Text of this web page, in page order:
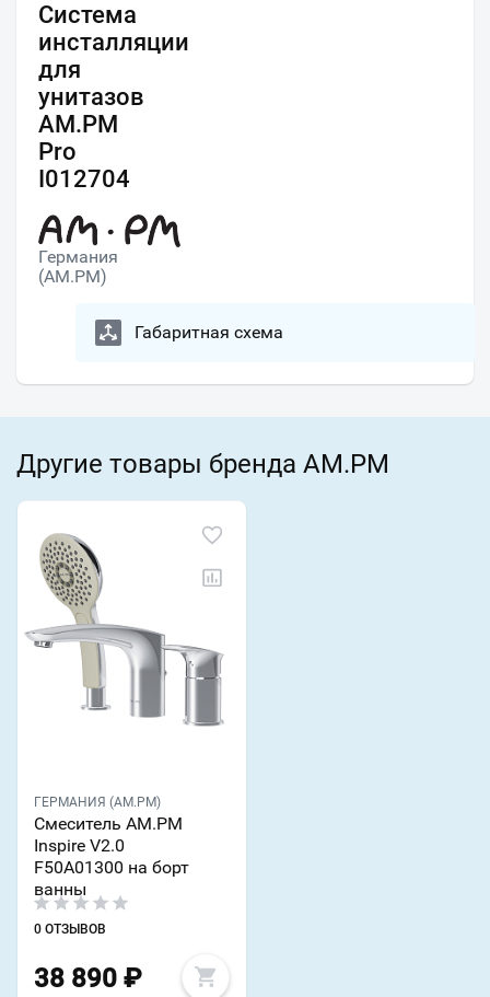
Система
инсталляции
для
унитазов
AM.PM
Pro
I012704
Германия
(AM.PM)
Габаритная схема
Другие товары бренда AM.PM
ГЕРМАНИЯ (AM.PM)
Смеситель AM.PM
Inspire V2.0
F50A01300 на борт
ванны
0 ОТЗЫВОВ
38 890 ₽